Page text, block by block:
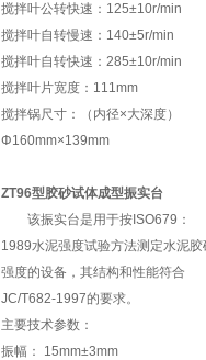
搅拌叶公转快速：125±10r/min
搅拌叶自转慢速：140±5r/min
搅拌叶自转快速：285±10r/min
搅拌叶片宽度：111mm
搅拌锅尺寸：（内径×大深度）
Φ160mm×139mm
ZT96型胶砂试体成型振实台
该振实台是用于按ISO679：
1989水泥强度试验方法测定水泥胶
强度的设备，其结构和性能符合
JC/T682-1997的要求。
主要技术参数：
振幅： 15mm±3mm